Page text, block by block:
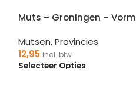
Muts – Groningen – Vorm
Mutsen, Provincies
12,95 incl. btw
Selecteer Opties